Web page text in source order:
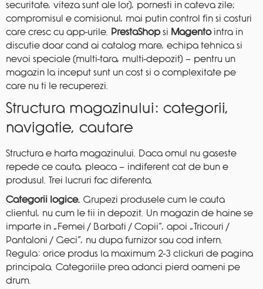
securitate, viteza sunt ale lor), pornesti in cateva zile;
compromisul e comisionul, mai putin control fin si costuri
care cresc cu app-urile. PrestaShopsi Magentointra in
discutie doar cand ai catalog mare, echipa tehnica si
nevoi speciale (multi-tara, multi-depozit) — pentru un
magazin la inceput sunt un cost si o complexitate pe
care nu ti le recuperezi.
Structura magazinului: categorii,
navigatie, cautare
Structura e harta magazinului. Daca omul nu gaseste
repede ce cauta, pleaca — indiferent cat de bun e
produsul. Trei lucruri fac diferenta.
Categorii logice. Grupezi produsele cum le cauta
clientul, nu cum le tii in depozit. Un magazin de haine se
imparte in „Femei / Barbati / Copii”, apoi „Tricouri /
Pantaloni / Geci”, nu dupa furnizor sau cod intern.
Regula: orice produs la maximum 2-3 clickuri de pagina
principala. Categoriile prea adanci pierd oameni pe
drum.